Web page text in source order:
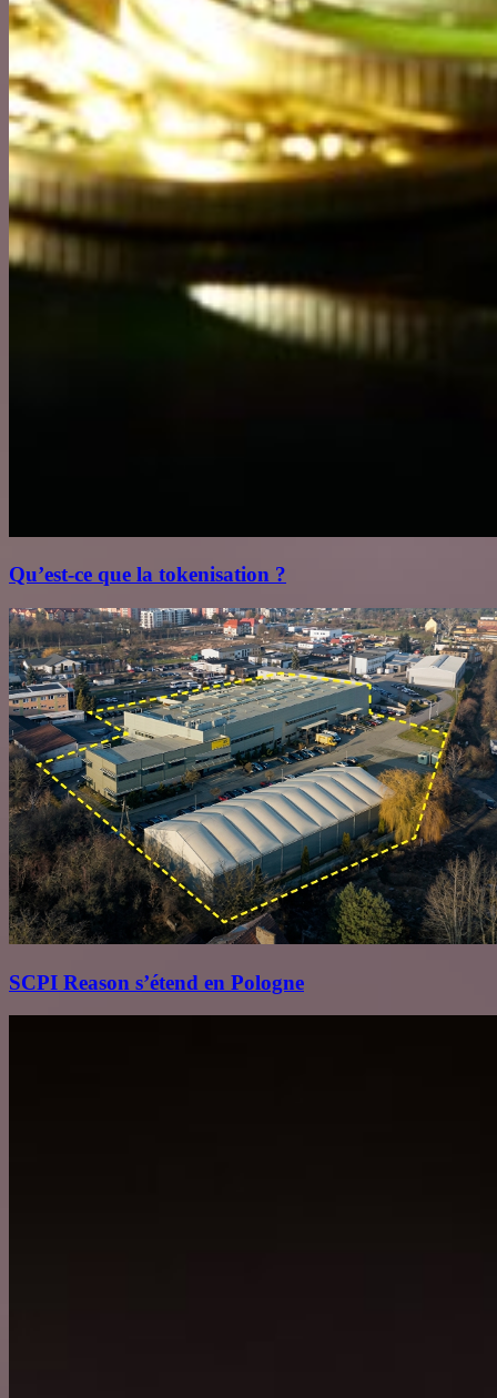
Qu’est‑ce que la tokenisation ?
SCPI Reason s’étend en Pologne